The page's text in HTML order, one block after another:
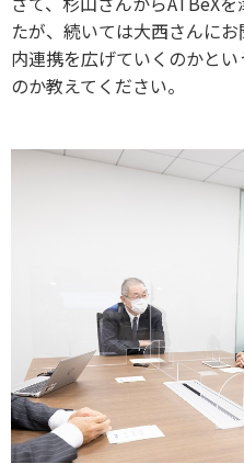
たが、続いては大西さんに
内連携を広げていくのかと
のか教えてください。